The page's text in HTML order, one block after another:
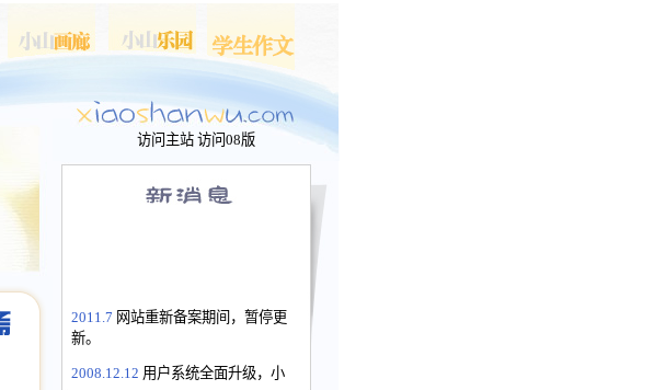
访问主站 访问08版
2011.7 网站重新备案期间，暂停更
新。
2008.12.12 用户系统全面升级，小